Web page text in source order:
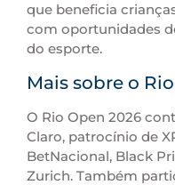
que beneficia
com oportunidades
do esporte.
Mais sobre o
O Rio Open 2026
Claro, patrocínio de
BetNacional, Black
Zurich. Também